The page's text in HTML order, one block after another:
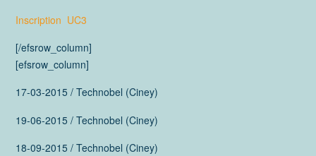
Inscription UC3
[/efsrow_column]
[efsrow_column]
17-03-2015 / Technobel (Ciney)
19-06-2015 / Technobel (Ciney)
18-09-2015 / Technobel (Ciney)